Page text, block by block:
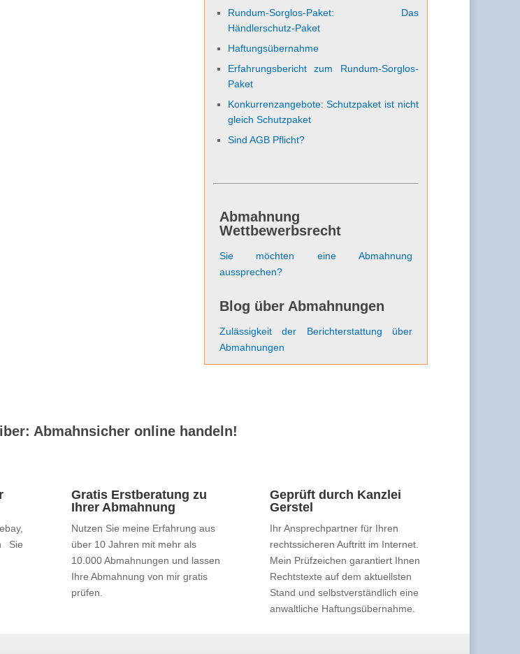
Rundum-Sorglos-Paket: Das
Händlerschutz-Paket
Haftungsübernahme
Erfahrungsbericht zum Rundum-Sorglos-
Paket
Konkurrenzangebote: Schutzpaket ist nicht
gleich Schutzpaket
Sind AGB Pflicht?
Abmahnung
Wettbewerbsrecht
Sie möchten eine Abmahnung
aussprechen?
Blog über Abmahnungen
Zulässigkeit der Berichterstattung über
Abmahnungen
Abmahnsicher online handeln!
Sie
Gratis Erstberatung zu
Ihrer Abmahnung
Nutzen Sie meine Erfahrung aus
über 10 Jahren mit mehr als
10.000 Abmahnungen und lassen
Ihre Abmahnung von mir gratis
prüfen.
Geprüft durch Kanzlei
Gerstel
Ihr Ansprechpartner für Ihren
rechtssicheren Auftritt im Internet.
Mein Prüfzeichen garantiert Ihnen
Rechtstexte auf dem aktuellsten
Stand und selbstverständlich eine
anwaltliche Haftungsübernahme.